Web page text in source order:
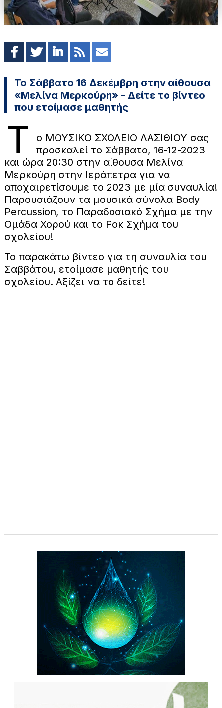
Το Σάββατο 16 Δεκέμβρη στην αίθουσα
«Μελίνα Μερκούρη» - Δείτε το βίντεο
που ετοίμασε μαθητής
Τ
ο ΜΟΥΣΙΚΟ ΣΧΟΛΕΙΟ ΛΑΣΙΘΙΟΥ σας
προσκαλεί το Σάββατο, 16-12-2023
και ώρα 20:30 στην αίθουσα Μελίνα
Μερκούρη στην Ιεράπετρα για να
αποχαιρετίσουμε το 2023 με μία συναυλία!
Παρουσιάζουν τα μουσικά σύνολα Body
Percussion, το Παραδοσιακό Σχήμα με την
Ομάδα Χορού και το Ροκ Σχήμα του
σχολείου!
Το παρακάτω βίντεο για τη συναυλία του
Σαββάτου, ετοίμασε μαθητής του
σχολείου. Αξίζει να το δείτε!